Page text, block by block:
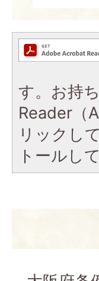
す。お持
Reader（
リックし
トールし